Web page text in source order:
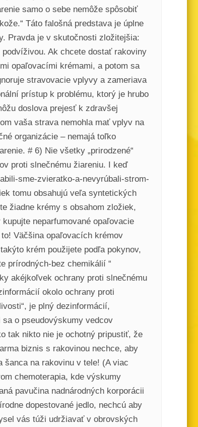
samo o sebe nemôže spôsobiť
Táto falošná predstava je úplne
Pravda je v skutočnosti zložitejšia:
Ak chcete dostať rakoviny
opaľovacími krémami, a potom sa
stravovacie vplyvy a zameriava
prístup k problému, ktorý je hrubo
doslova prejesť k zdravšej
vaša strava nemohla mať vplyv na
organizácie – nemajá toľko
# 6) Nie všetky „prirodzené“
proti slnečnému žiareniu. I keď
sme-zvieratko-a-nevyrúbali-strom-
tomu obsahujú veľa syntetických
žiadne krémy s obsahom zložiek,
neparfumované opaľovacie
Väčšina opaľovacích krémov
krém použijete podľa pokynov,
prírodných-bez chemikálií “
akéjkoľvek ochrany proti slnečnému
okolo ochrany proti
je plný dezinformácií,
o pseudovýskumy vedcov
tak nikto nie je ochotný pripustiť, že
biznis s rakovinou nechce, aby
na rakovinu v tele! (A viac
chemoterapia, kde výskumy
pavučina nadnárodných korporácii
dopestované jedlo, nechcú aby
vás túži udržiavať v obrovských